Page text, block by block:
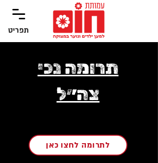
תפריט
תרומה נכי
צה״ל
לתרומה לחצו כאן